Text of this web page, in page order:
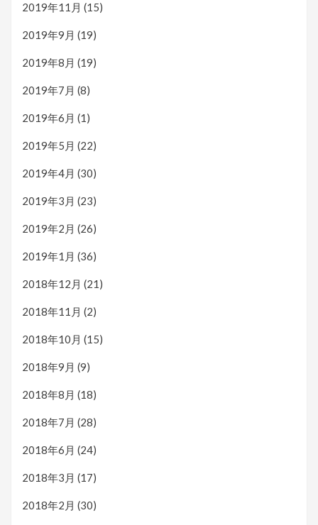
2019年11月 (15)
2019年9月 (19)
2019年8月 (19)
2019年7月 (8)
2019年6月 (1)
2019年5月 (22)
2019年4月 (30)
2019年3月 (23)
2019年2月 (26)
2019年1月 (36)
2018年12月 (21)
2018年11月 (2)
2018年10月 (15)
2018年9月 (9)
2018年8月 (18)
2018年7月 (28)
2018年6月 (24)
2018年3月 (17)
2018年2月 (30)